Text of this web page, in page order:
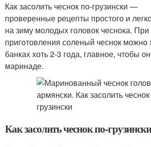
Как засолить чеснок по-грузински —
проверенные рецепты простого и
на зиму молодых головок чеснока.
приготовления соленый чеснок можно
банках хоть 2-3 года, главное, чтобы
маринаде.
Как засолить чеснок по-